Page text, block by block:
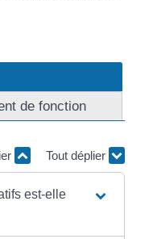
de fonction
Tout déplier
est-elle